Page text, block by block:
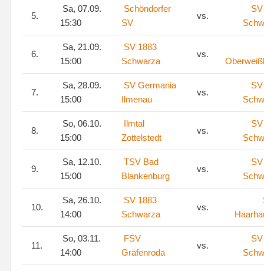
5.
Sa, 07.09.
15:30
Schöndorfer
SV
vs.
6.
Sa, 21.09.
15:00
SV 1883
Schwarza
vs.
7.
Sa, 28.09.
15:00
SV Germania
Ilmenau
vs.
8.
So, 06.10.
15:00
Ilmtal
Zottelstedt
vs.
9.
Sa, 12.10.
15:00
TSV Bad
Blankenburg
vs.
10.
Sa, 26.10.
14:00
SV 1883
Schwarza
vs.
11.
So, 03.11.
14:00
FSV
Gräfenroda
vs.